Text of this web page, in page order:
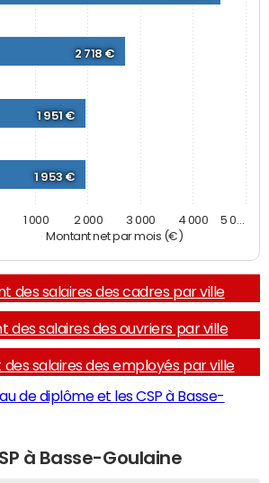
Montant net par mois (€)
2 718 €
1 951 €
1 953 €
1 000 2 000 3 000 4 000 5 0…
des salaires des cadres par ville
des salaires des ouvriers par ville
salaires des employés par ville
de diplôme et les CSP à Basse-
à Basse-Goulaine